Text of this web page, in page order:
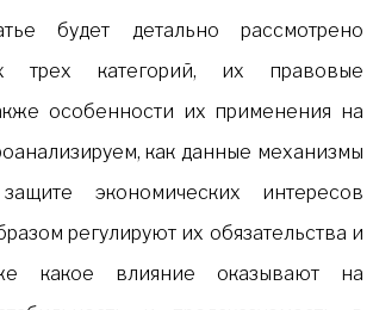
будет детально рассмотрено
трех категорий, их правовые
особенности их применения на
как данные механизмы
экономических интересов
регулируют их обязательства и
какое влияние оказывают на